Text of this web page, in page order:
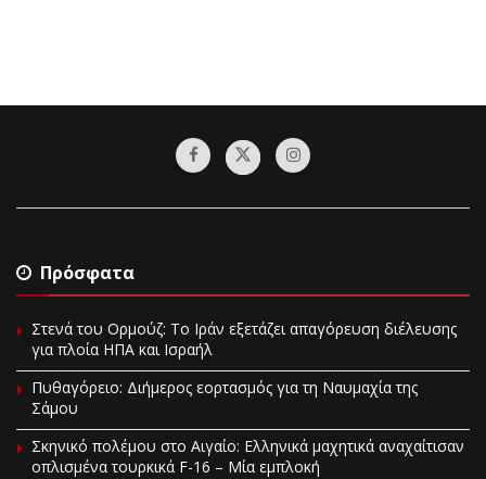
Πρόσφατα
Στενά του Ορμούζ: Το Ιράν εξετάζει απαγόρευση διέλευσης
για πλοία ΗΠΑ και Ισραήλ
Πυθαγόρειο: Διήμερος εορτασμός για τη Ναυμαχία της
Σάμου
Σκηνικό πολέμου στο Αιγαίο: Ελληνικά μαχητικά αναχαίτισαν
οπλισμένα τουρκικά F-16 – Μία εμπλοκή